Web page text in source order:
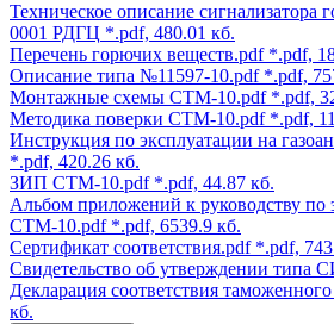
Техническое описание
0001 РДГЦ *.pdf, 480.01 кб.
Перечень горючих веществ.pdf*.pdf,
Описание типа №11597-10.pdf*.pdf,
Монтажные схемы СТМ-10.pdf*.pdf,
Методика поверки СТМ-10.pdf*.pdf,
Инструкция по эксплуатации на
*.pdf, 420.26 кб.
ЗИП СТМ-10.pdf*.pdf, 44.87 кб.
Альбом приложений к руководству по
СТМ-10.pdf*.pdf, 6539.9 кб.
Сертификат соответствия.pdf*.pdf,
Свидетельство об утверждении типа
Декларация соответствия
кб.